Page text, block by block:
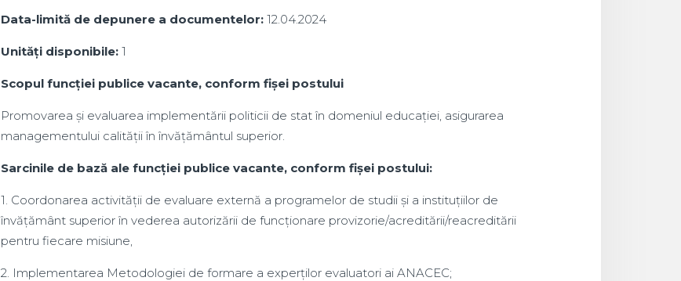
Data-limită de depunere a documentelor:12.04.2024
Unități disponibile:1
Scopul funcţiei publice vacante, conform fişei postului
Promovarea și evaluarea implementării politicii de stat în domeniul educației, asigurarea
managementului calității în învățământul superior.
Sarcinile de bază ale funcţiei publice vacante, conform fişei postului:
1. Coordonarea activității de evaluare externă a programelor de studii și a instituțiilor de
învățământ superior în vederea autorizării de funcționare provizorie/acreditării/reacreditării
pentru fiecare misiune,
2. Implementarea Metodologiei de formare a experților evaluatori ai ANACEC;